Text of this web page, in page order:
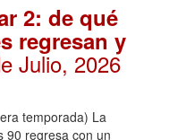
2: de qué
regresan y
Julio, 2026
temporada) La
90 regresa con un